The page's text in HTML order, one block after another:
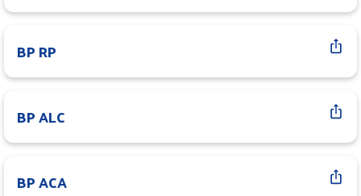
BP RP
BP ALC
BP ACA